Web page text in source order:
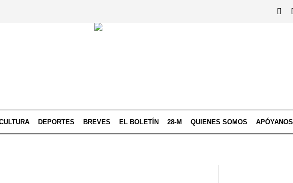
DEPORTES BREVES EL BOLETÍN 28-M QUIENES SOMOS APÓYANOS